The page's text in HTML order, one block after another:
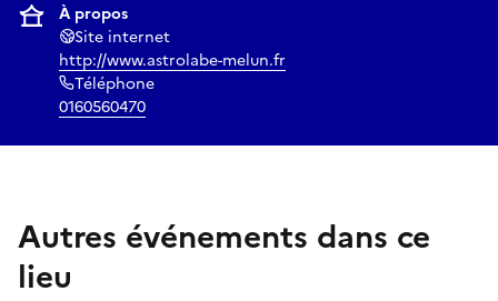
À propos
Site internet
http://www.astrolabe-melun.fr
Téléphone
0160560470
Autres événements dans ce
lieu